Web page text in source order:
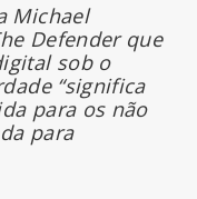
Michael
Defender que
sob o
“significa
para os não
para